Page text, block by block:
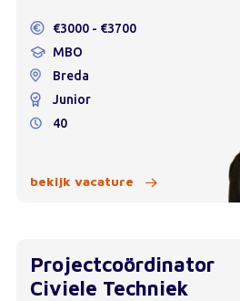
€3000 - €3700
MBO
Breda
Junior
40
bekijk vacature
Projectcoördinator
Civiele Techniek